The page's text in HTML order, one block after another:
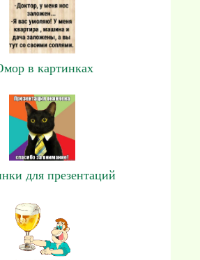
в картинках
для презентаций